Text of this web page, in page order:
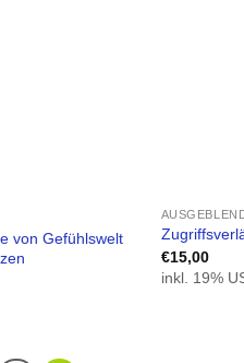
von Gefühlswelt
€15,00
inkl. 19%